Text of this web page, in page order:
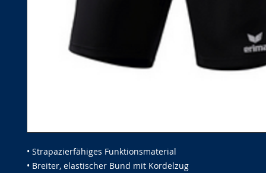
• Strapazierfähiges Funktionsmaterial
• Breiter, elastischer Bund mit Kordelzug